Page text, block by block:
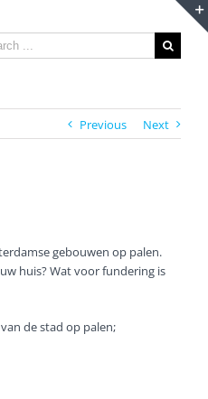
Previous Next
gebouwen op palen.
huis? Wat voor fundering is
de stad op palen;